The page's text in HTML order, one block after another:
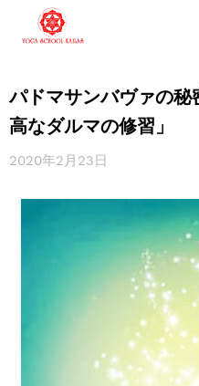
パドマサンバヴァの
高なダルマの修習」
2020年2月23日